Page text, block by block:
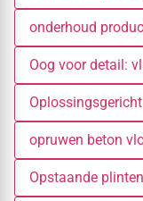
onderhoud
Oog voor detail:
opruwen beton
Opstaande